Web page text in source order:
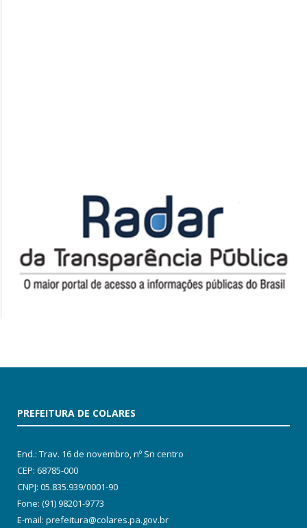
PREFEITURA DE COLARES
End.: Trav. 16 de novembro, nº Sn centro
CEP: 68785-000
CNPJ: 05.835.939/0001-90
Fone: (91) 98201-9773
E-mail: prefeitura@colares.pa.gov.br